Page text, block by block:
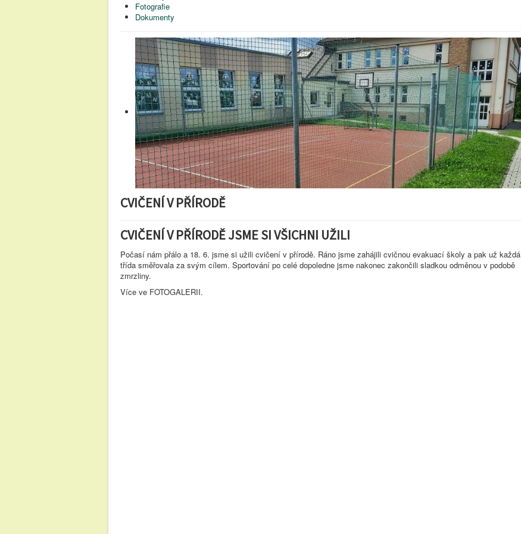
Fotografie
Dokumenty
CVIČENÍ V PŘÍRODĚ
CVIČENÍ V PŘÍRODĚ JSME SI VŠICHNI UŽILI
Počasí nám přálo a 18. 6. jsme si užili cvičení v přírodě. Ráno jsme zahájili cvičnou evakuací školy a pak už každá
třída směřovala za svým cílem. Sportování po celé dopoledne jsme nakonec zakončili sladkou odměnou v podobě
zmrzliny.
Více ve FOTOGALERII.